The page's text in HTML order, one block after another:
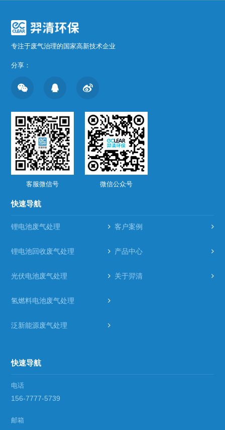
专注于废气治理的国家高新技术企业
分享：
客服微信号 微信公众号
快速导航
锂电池废气处理 客户案例
锂电池回收废气处理 产品中心
光伏电池废气处理 关于羿清
氢燃料电池废气处理
泛新能源废气处理
快速导航
电话
156-7777-5739
邮箱